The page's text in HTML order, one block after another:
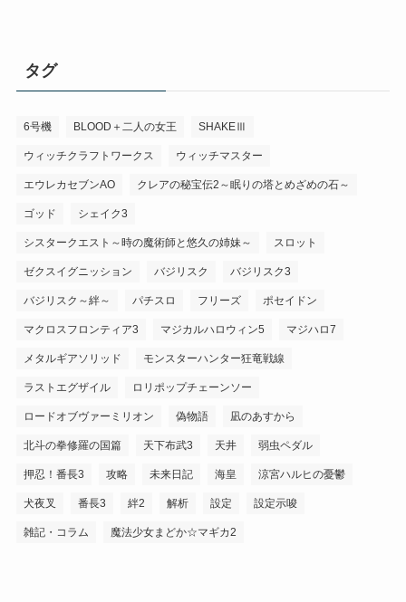
タグ
6号機 BLOOD＋二人の女王 SHAKEⅢ
ウィッチクラフトワークス ウィッチマスター
エウレカセブンAO クレアの秘宝伝2～眠りの塔とめざめの石～
ゴッド シェイク3
シスタークエスト～時の魔術師と悠久の姉妹～ スロット
ゼクスイグニッション バジリスク バジリスク3
バジリスク～絆～ パチスロ フリーズ ポセイドン
マクロスフロンティア3 マジカルハロウィン5 マジハロ7
メタルギアソリッド モンスターハンター狂竜戦線
ラストエグザイル ロリポップチェーンソー
ロードオブヴァーミリオン 偽物語 凪のあすから
北斗の拳修羅の国篇 天下布武3 天井 弱虫ペダル
押忍！番長3 攻略 未来日記 海皇 涼宮ハルヒの憂鬱
犬夜叉 番長3 絆2 解析 設定 設定示唆
雑記・コラム 魔法少女まどか☆マギカ2